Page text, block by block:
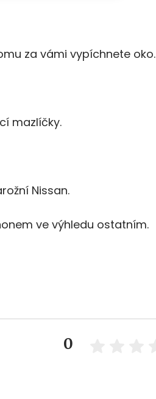
za vámi vypíchnete oko.
mazlíčky.
Nissan.
ve výhledu ostatním.
0